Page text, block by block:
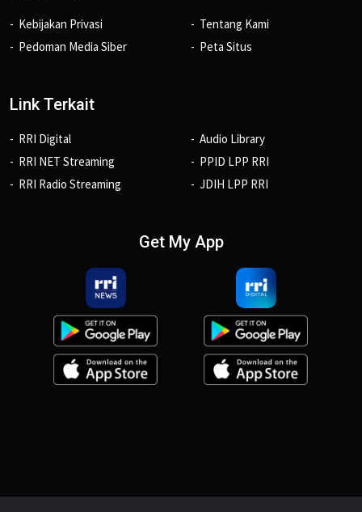
Kebijakan Privasi
Pedoman Media Siber
Tentang Kami
Peta Situs
Link Terkait
RRI Digital
RRI NET Streaming
RRI Radio Streaming
Audio Library
PPID LPP RRI
JDIH LPP RRI
Get My App